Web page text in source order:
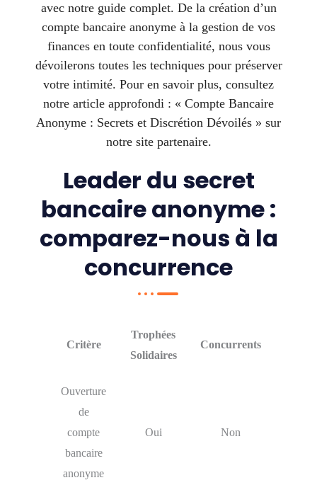
avec notre guide complet. De la création d’un
compte bancaire anonyme à la gestion de vos
finances en toute confidentialité, nous vous
dévoilerons toutes les techniques pour préserver
votre intimité. Pour en savoir plus, consultez
notre article approfondi : « Compte Bancaire
Anonyme : Secrets et Discrétion Dévoilés » sur
notre site partenaire.
Leader du secret
bancaire anonyme :
comparez-nous à la
concurrence
Critère
Trophées
Solidaires
Concurrents
Ouverture
de
compte
bancaire
anonyme
Oui Non